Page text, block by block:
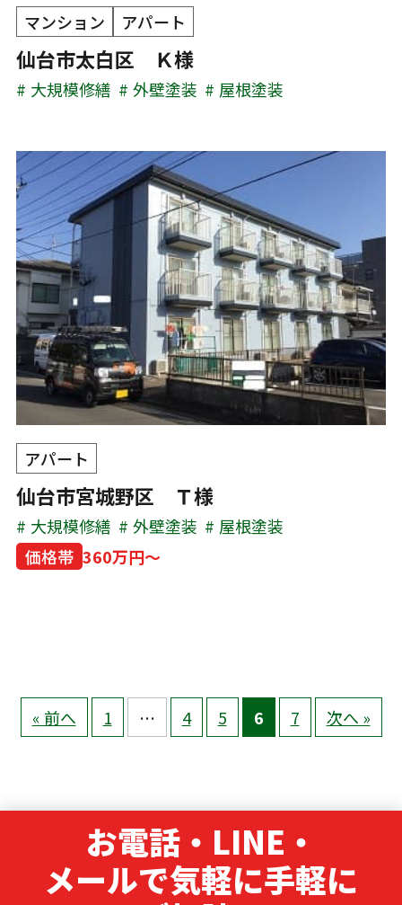
マンション アパート
仙台市太白区 Ｋ様
大規模修繕 外壁塗装 屋根塗装
アパート
仙台市宮城野区 Ｔ様
大規模修繕 外壁塗装
屋根塗装
価格帯 360万円～
« 前へ 1 … 4 5 6 7 次へ »
お電話・LINE・
メールで気軽に手軽に